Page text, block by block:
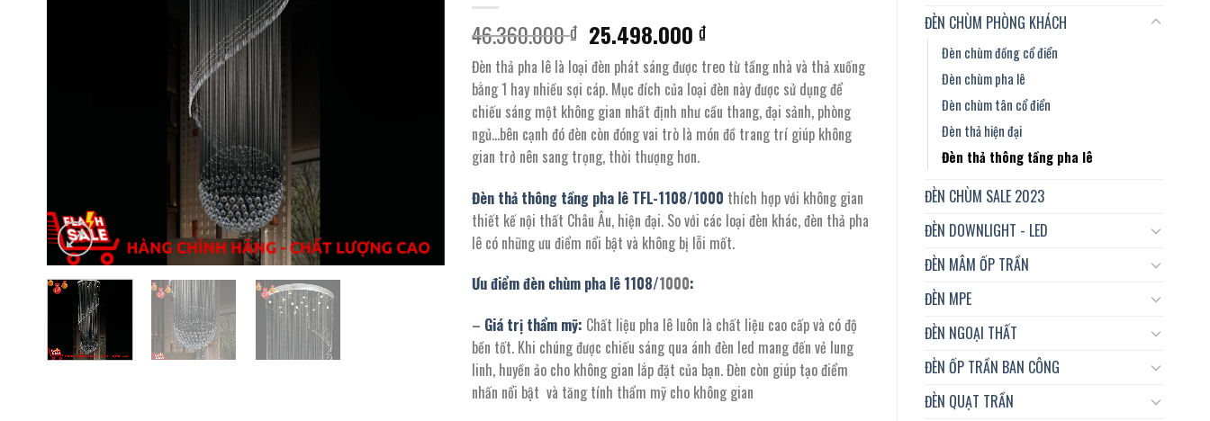
ĐÈN CHÙM PHÒNG KHÁCH
Đèn chùm đồng cổ điển
Đèn chùm pha lê
Đèn chùm tân cổ điển
Đèn thả hiện đại
Đèn thả thông tầng pha lê
ĐÈN CHÙM SALE 2023
ĐÈN DOWNLIGHT - LED
ĐÈN MÂM ỐP TRẦN
ĐÈN MPE
ĐÈN NGOẠI THẤT
ĐÈN ỐP TRẦN BAN CÔNG
ĐÈN QUẠT TRẦN
46.360.000₫ Giá
gốc
là:
46.360.000 ₫.
25.498.000₫Giá
hiện
tại
là:
25.498.000 ₫.
Đèn thả pha lê là loại đèn phát sáng được treo từ tầng nhà và thả xuống
bằng 1 hay nhiều sợi cáp. Mục đích của loại đèn này được sử dụng để
chiếu sáng một không gian nhất định như cầu thang, đại sảnh, phòng
ngủ…bên cạnh đó đèn còn đóng vai trò là món đồ trang trí giúp không
gian trở nên sang trọng, thời thượng hơn.
Đèn thả thông tầng pha lê TFL-1108/1000 thích hợp với không gian
thiết kế nội thất Châu Âu, hiện đại. So với các loại đèn khác, đèn thả pha
lê có những ưu điểm nổi bật và không bị lỗi mốt.
Ưu điểm đèn chùm pha lê 1108/1000:
– Giá trị thẩm mỹ: Chất liệu pha lê luôn là chất liệu cao cấp và có độ
bền tốt. Khi chúng được chiếu sáng qua ánh đèn led mang đến vẻ lung
linh, huyền ảo cho không gian lắp đặt của bạn. Đèn còn giúp tạo điểm
nhấn nổi bật và tăng tính thẩm mỹ cho không gian